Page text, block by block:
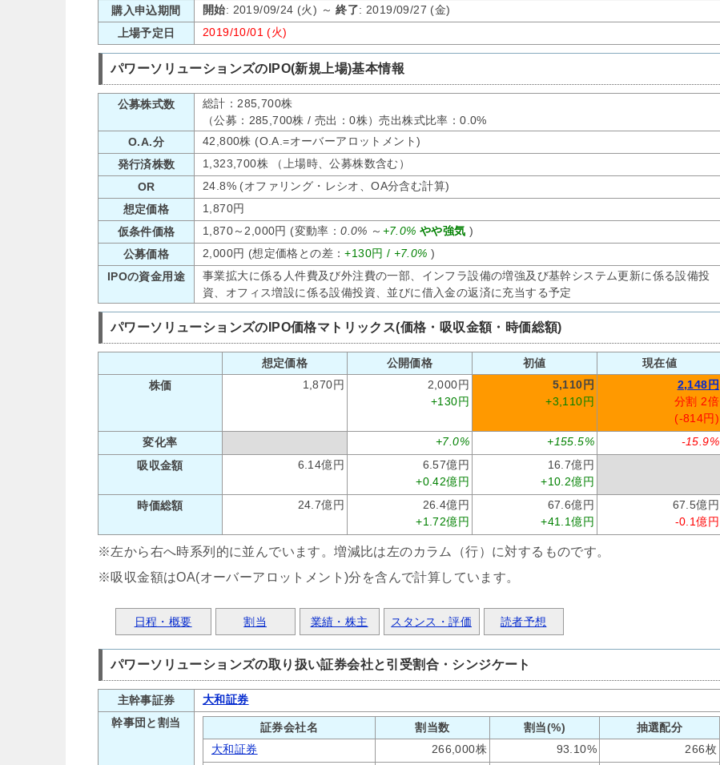
購入申込期間
開始: 2019/09/24 (火) ～終了: 2019/09/27 (金)
上場予定日
2019/10/01 (火)
パワーソリューションズのIPO(新規上場)基本情報
公募株式数
総計：285,700株
（公募：285,700株 / 売出：0株）売出株式比率：0.0%
O.A.分
42,800株 (O.A.=オーバーアロットメント)
発行済株数
1,323,700株 （上場時、公募株数含む）
OR
24.8% (オファリング・レシオ、OA分含む計算)
想定価格
1,870円
仮条件価格
1,870～2,000円 (変動率：0.0% ～ +7.0% やや強気 )
公募価格
2,000円 (想定価格との差：+130円 / +7.0% )
IPOの資金用途
事業拡大に係る人件費及び外注費の一部、インフラ設備の増強及び基幹システム更新に係る設備投
資、オフィス増設に係る設備投資、並びに借入金の返済に充当する予定
パワーソリューションズのIPO価格マトリックス(価格・吸収金額・時価総額)
想定価格 公開価格 初値
現在値
株価
1,870円
2,000円
+130円
5,110円
+3,110円
2,148円
分割 2倍
(-814円)
変化率
+7.0% +155.5%
-15.9%
吸収金額
6.14億円
6.57億円
+0.42億円
16.7億円
+10.2億円
時価総額
24.7億円
26.4億円
+1.72億円
67.6億円
+41.1億円
67.5億円
-0.1億円
※左から右へ時系列的に並んでいます。増減比は左のカラム（行）に対するものです。
※吸収金額はOA(オーバーアロットメント)分を含んで計算しています。
日程・概要 割当 業績・株主 スタンス・評価 読者予想
パワーソリューションズの取り扱い証券会社と引受割合・シンジケート
主幹事証券
大和証券
幹事団と割当
証券会社名 割当数 割当(%)
抽選配分
大和証券
266,000株 93.10%
266枚